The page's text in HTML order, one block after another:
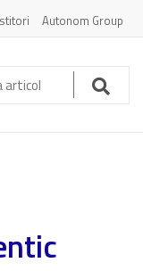
Autonom Group